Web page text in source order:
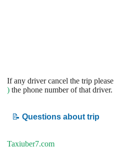
If any driver cancel the trip please
) the phone number of that driver.
📝 Questions about trip
Taxiuber7.com